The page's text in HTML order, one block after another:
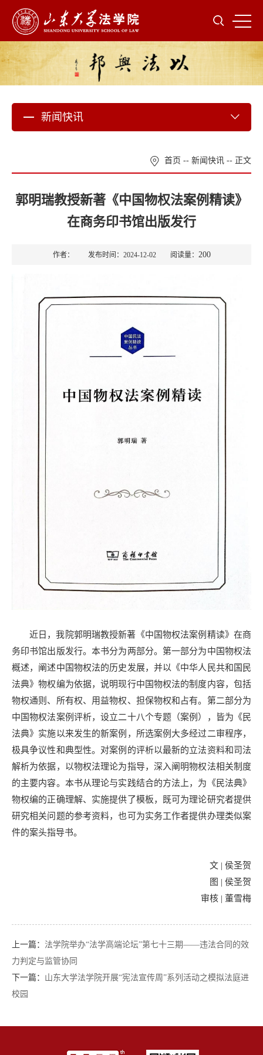
新闻快讯
首页 -- 新闻快讯 -- 正文
郭明瑞教授新著《中国物权法案例精读》
在商务印书馆出版发行
作者： 发布时间：2024-12-02 阅读量： 200
近日，我院郭明瑞教授新著《中国物权法案例精读》在商
务印书馆出版发行。本书分为两部分。第一部分为中国物权法
概述，阐述中国物权法的历史发展，并以《中华人民共和国民
法典》物权编为依据，说明现行中国物权法的制度内容，包括
物权通则、所有权、用益物权、担保物权和占有。第二部分为
中国物权法案例评析，设立二十八个专题（案例），皆为《民
法典》实施以来发生的新案例，所选案例大多经过二审程序，
极具争议性和典型性。对案例的评析以最新的立法资料和司法
解析为依据，以物权法理论为指导，深入阐明物权法相关制度
的主要内容。本书从理论与实践结合的方法上，为《民法典》
物权编的正确理解、实施提供了模板，既可为理论研究者提供
研究相关问题的参考资料，也可为实务工作者提供办理类似案
件的案头指导书。
文 | 侯圣贺
图 | 侯圣贺
审核 | 董雪梅
上一篇： 法学院举办“法学高端论坛”第七十三期——违法合同的效
力判定与监管协同
下一篇： 山东大学法学院开展“宪法宣传周”系列活动之模拟法庭进
校园